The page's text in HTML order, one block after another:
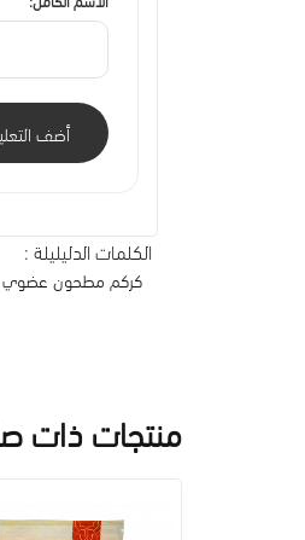
أضف
الكلمات الدليليلة :
كركم مطحون عضوي 100جم الوطنية
منتجات ذات